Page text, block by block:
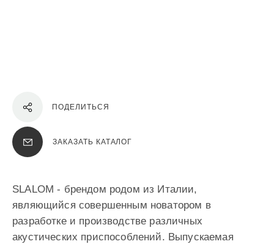
ПОДЕЛИТЬСЯ
ЗАКАЗАТЬ КАТАЛОГ
SLALOM - брендом родом из Италии,
являющийся совершенным новатором в
разработке и производстве различных
акустических приспособлений. Выпускаемая